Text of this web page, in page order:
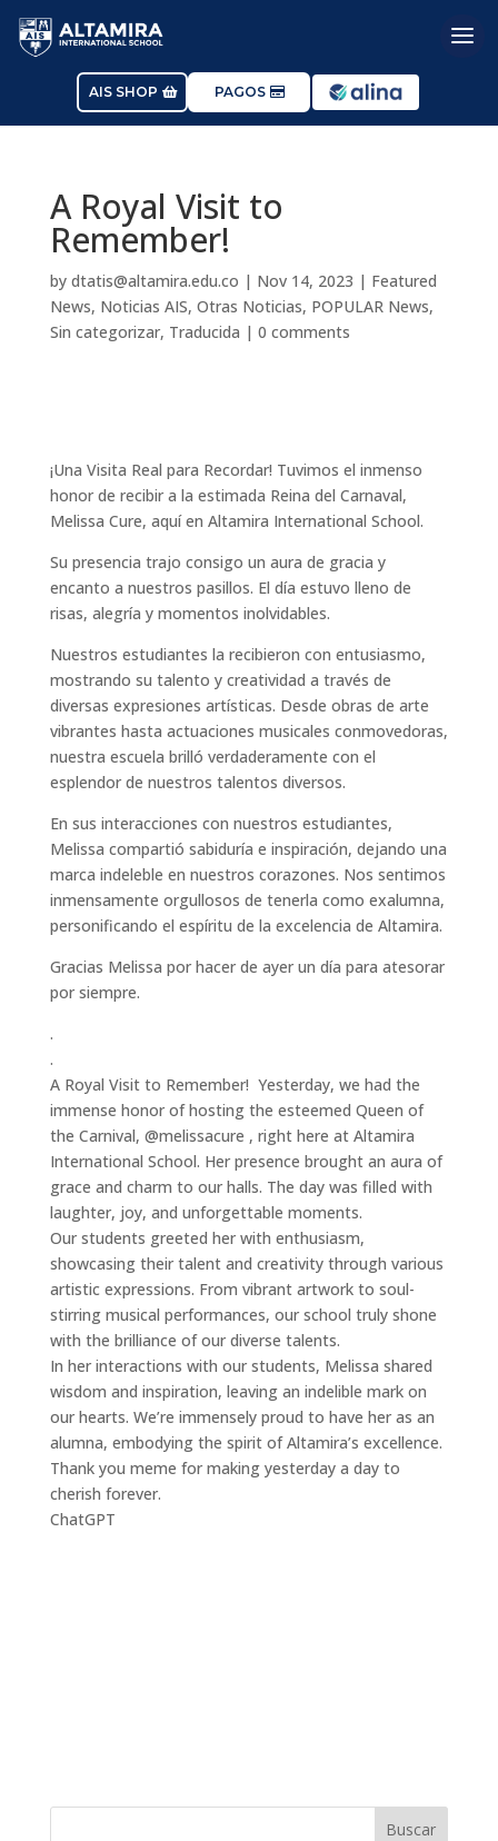
AIS SHOP PAGOS
A Royal Visit to
Remember!
by dtatis@altamira.edu.co | Nov 14, 2023 | Featured
News, Noticias AIS, Otras Noticias, POPULAR News,
Sin categorizar, Traducida | 0 comments
¡Una Visita Real para Recordar! Tuvimos el inmenso
honor de recibir a la estimada Reina del Carnaval,
Melissa Cure, aquí en Altamira International School.
Su presencia trajo consigo un aura de gracia y
encanto a nuestros pasillos. El día estuvo lleno de
risas, alegría y momentos inolvidables.
Nuestros estudiantes la recibieron con entusiasmo,
mostrando su talento y creatividad a través de
diversas expresiones artísticas. Desde obras de arte
vibrantes hasta actuaciones musicales conmovedoras,
nuestra escuela brilló verdaderamente con el
esplendor de nuestros talentos diversos.
En sus interacciones con nuestros estudiantes,
Melissa compartió sabiduría e inspiración, dejando una
marca indeleble en nuestros corazones. Nos sentimos
inmensamente orgullosos de tenerla como exalumna,
personificando el espíritu de la excelencia de Altamira.
Gracias Melissa por hacer de ayer un día para atesorar
por siempre.
.
.
A Royal Visit to Remember! Yesterday, we had the
immense honor of hosting the esteemed Queen of
the Carnival, @melissacure , right here at Altamira
International School. Her presence brought an aura of
grace and charm to our halls. The day was filled with
laughter, joy, and unforgettable moments.
Our students greeted her with enthusiasm,
showcasing their talent and creativity through various
artistic expressions. From vibrant artwork to soul-
stirring musical performances, our school truly shone
with the brilliance of our diverse talents.
In her interactions with our students, Melissa shared
wisdom and inspiration, leaving an indelible mark on
our hearts. We’re immensely proud to have her as an
alumna, embodying the spirit of Altamira’s excellence.
Thank you meme for making yesterday a day to
cherish forever.
ChatGPT
Buscar